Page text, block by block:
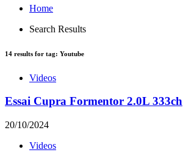
Home
Search Results
14 results for tag: Youtube
Videos
Essai Cupra Formentor 2.0L 333ch
20/10/2024
Videos